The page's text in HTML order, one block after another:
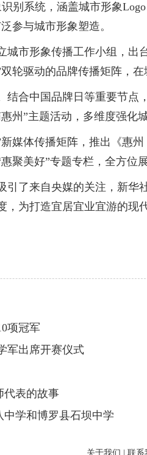
系统，涵盖城市形象
参与城市形象塑造。
形象传播工作小组，出
轮驱动的品牌传播矩阵，
中国品牌日等重要节点
州”主题活动，多维度强化
体传播矩阵，推出《惠州
聚美好”专题专栏，全方位
了来自央媒的关注，新华
为打造宜居宜业宜游的现
项冠军
军出席开赛仪式
表的故事
中学和博罗县石坝中学
关于我们 联系